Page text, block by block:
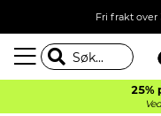
Fri frakt over
25%